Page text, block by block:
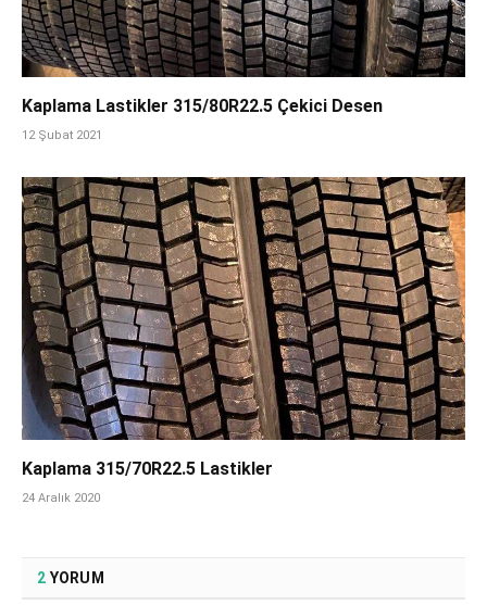
Kaplama Lastikler 315/80R22.5 Çekici Desen
12 Şubat 2021
Kaplama 315/70R22.5 Lastikler
24 Aralık 2020
2 YORUM